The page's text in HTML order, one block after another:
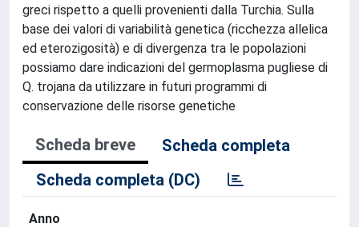
greci rispetto a quelli provenienti dalla Turchia. Sulla
base dei valori di variabilità genetica (ricchezza allelica
ed eterozigosità) e di divergenza tra le popolazioni
possiamo dare indicazioni del germoplasma pugliese di
Q. trojana da utilizzare in futuri programmi di
conservazione delle risorse genetiche
Scheda breve
Scheda completa
Scheda completa (DC)
Anno